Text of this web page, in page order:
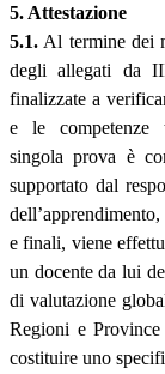
5. Attestazione
5.1. Al termine dei
degli allegati da
finalizzate a
e le competenze
singola prova è
supportato dal
e finali, viene
un docente da lui
di valutazione
Regioni e
costituire uno